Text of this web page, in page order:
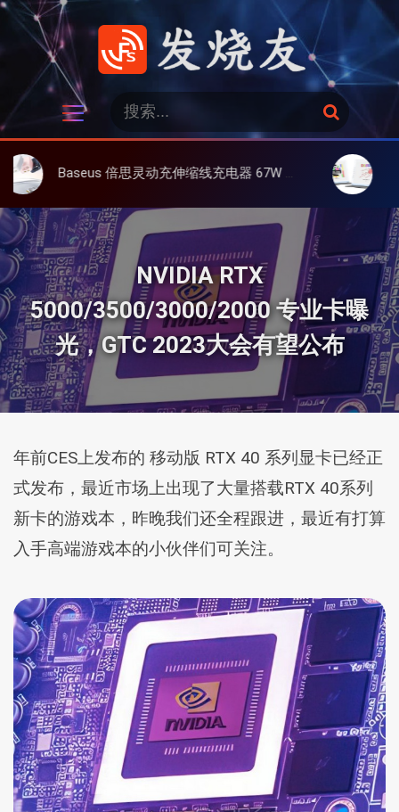
跳
发烧友
：
搜
索
Baseus 倍思灵动充伸缩线充电器 67W 3C，超耐用可伸缩线、氮化镓、3C多设备同时充 大上 Paperlike
NVIDIA RTX
5000/3500/3000/2000 专业卡曝
光，GTC 2023大会有望公布
年前CES上发布的 移动版 RTX 40 系列显卡已经正
式发布，最近市场上出现了大量搭载RTX 40系列
新卡的游戏本，昨晚我们还全程跟进，最近有打算
入手高端游戏本的小伙伴们可关注。